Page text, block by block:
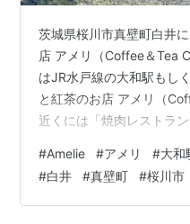
茨城県桜川市真壁町白井
店 アメリ（Coffee＆Tea
はJR水戸線の大和駅もし
と紅茶のお店 アメリ（
近くには「焼肉レストラ
morigen1.hatenablog.com
（Coffee＆Tea Cafe’
ました。 珈琲と紅茶のお
#Amelie #アメリ #大和
#白井 #真壁町 #桜川市